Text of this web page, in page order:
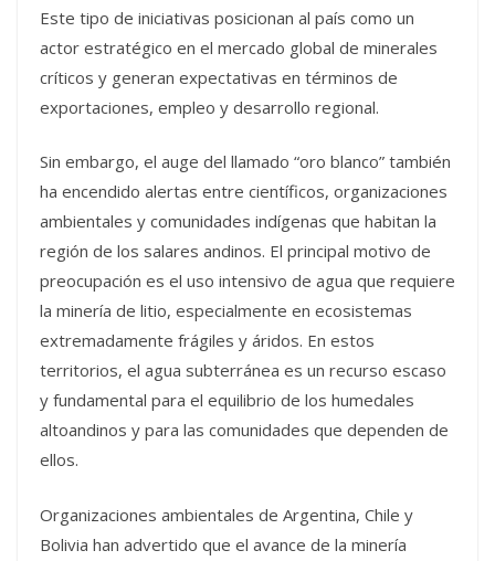
Este tipo de iniciativas posicionan al país como un
actor estratégico en el mercado global de minerales
críticos y generan expectativas en términos de
exportaciones, empleo y desarrollo regional.
Sin embargo, el auge del llamado “oro blanco” también
ha encendido alertas entre científicos, organizaciones
ambientales y comunidades indígenas que habitan la
región de los salares andinos. El principal motivo de
preocupación es el uso intensivo de agua que requiere
la minería de litio, especialmente en ecosistemas
extremadamente frágiles y áridos. En estos
territorios, el agua subterránea es un recurso escaso
y fundamental para el equilibrio de los humedales
altoandinos y para las comunidades que dependen de
ellos.
Organizaciones ambientales de Argentina, Chile y
Bolivia han advertido que el avance de la minería